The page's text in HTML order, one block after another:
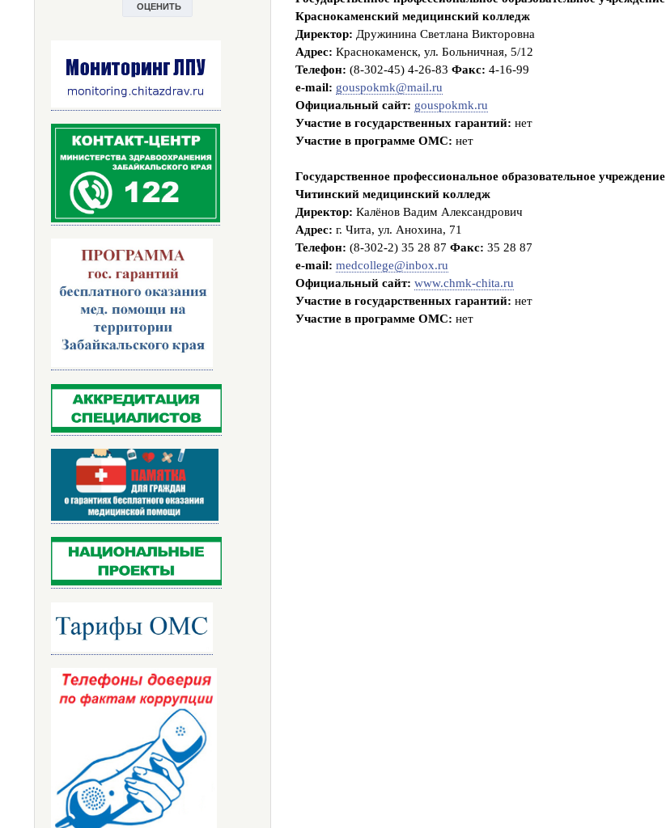
а
м
т
к
п
о
с
в
и
т
е
л
ь
т
в
в
а
и
ю
н
Краснокаменский медицинский колледж
Директор: Дружинина Светлана Викторовна
Адрес: Краснокаменск, ул. Больничная, 5/12
Телефон: (8-302-45) 4-26-83 Факс: 4-16-99
e-mail: gouspokmk@mail.ru
Официальный сайт: gouspokmk.ru
Участие в государственных гарантий: нет
Участие в программе ОМС: нет
Государственное профессиональное образовательное учреждение
Читинский медицинский колледж
Директор: Калёнов Вадим Александрович
Адрес: г. Чита, ул. Анохина, 71
Телефон: (8-302-2) 35 28 87 Факс: 35 28 87
e-mail: medcollege@inbox.ru
Официальный сайт: www.chmk-chita.ru
Участие в государственных гарантий: нет
Участие в программе ОМС: нет